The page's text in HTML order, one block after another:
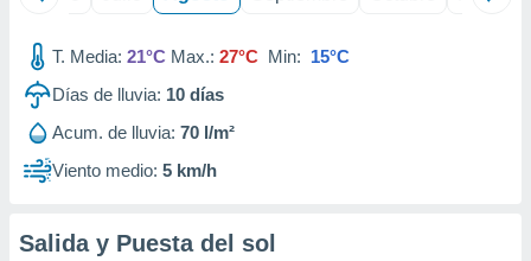
T. Media: 21°C Max.: 27°C Min: 15°C
Días de lluvia: 10 días
Acum. de lluvia: 70 l/m²
Viento medio: 5 km/h
Salida y Puesta del sol